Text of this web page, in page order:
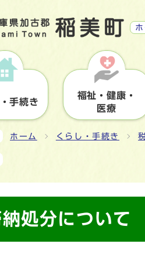
手続き
福祉・健康・
医療
ホーム くらし・手続き
処分について